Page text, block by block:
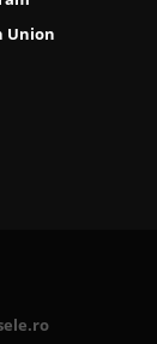
Union